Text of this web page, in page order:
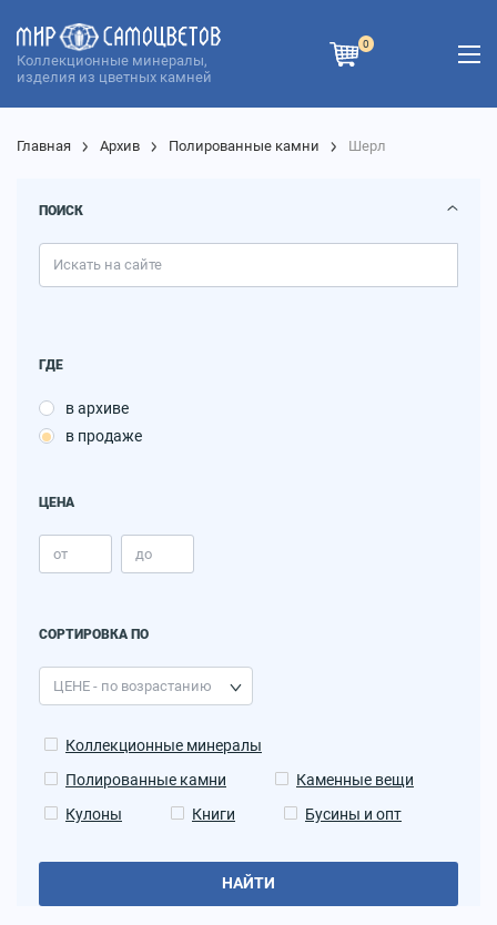
Коллекционные минералы,
изделия из цветных камней
0
Главная Архив Полированные камни Шерл
ПОИСК
ГДЕ
в архиве
в продаже
ЦЕНА
СОРТИРОВКА ПО
Коллекционные минералы
Полированные камни
Каменные вещи
Кулоны
Книги Бусины и опт
НАЙТИ